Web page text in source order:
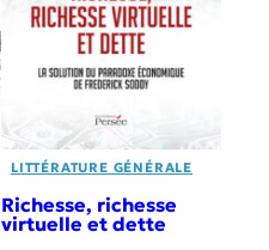
LITTÉRATURE GÉNÉRALE
Richesse, richesse
virtuelle et dette